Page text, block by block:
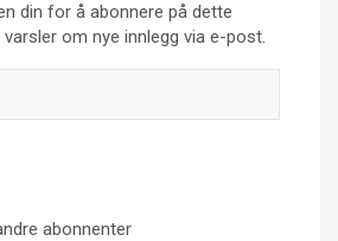
din for å abonnere på dette
om nye innlegg via e-post.
abonnenter